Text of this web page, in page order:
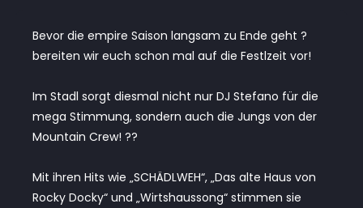
Bevor die empire Saison langsam zu Ende geht ?
bereiten wir euch schon mal auf die Festlzeit vor!
Im Stadl sorgt diesmal nicht nur DJ Stefano für die
mega Stimmung, sondern auch die Jungs von der
Mountain Crew! ??
Mit ihren Hits wie „SCHÄDLWEH“, „Das alte Haus von
Rocky Docky“ und „Wirtshaussong“ stimmen sie